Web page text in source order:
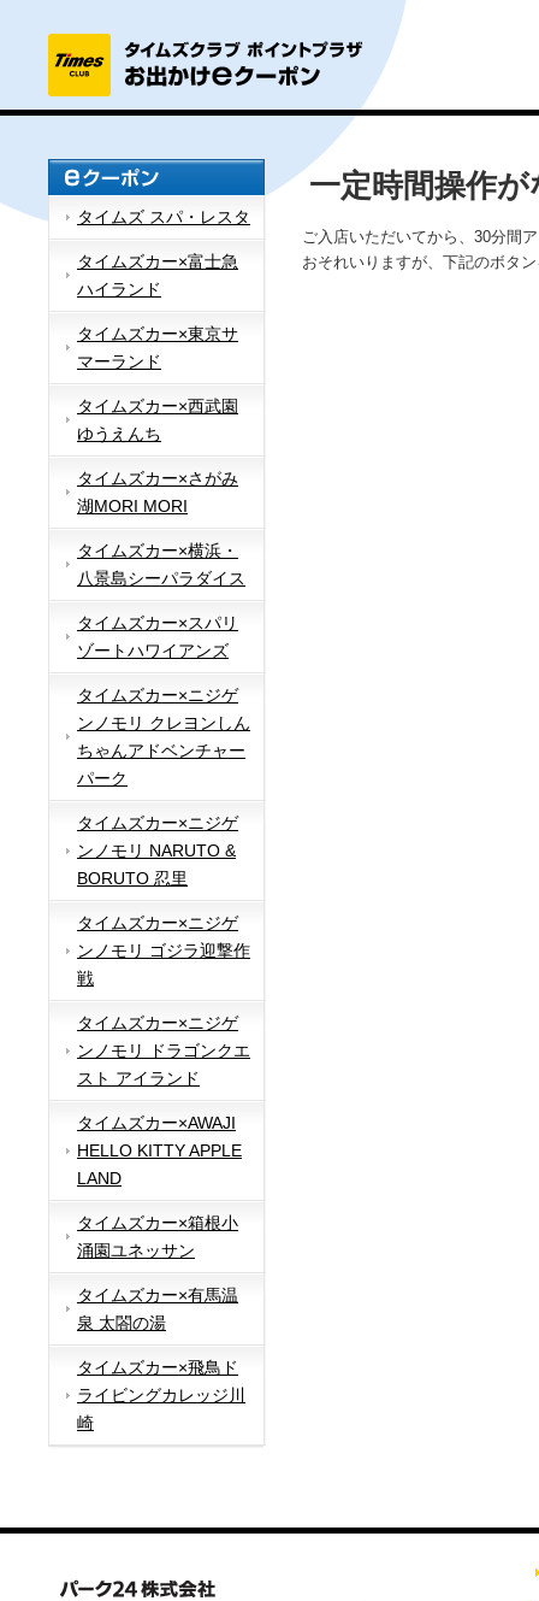
タイムズ スパ・レスタ
タイムズカー×富士急
ハイランド
タイムズカー×東京サ
マーランド
タイムズカー×西武園
ゆうえんち
タイムズカー×さがみ
湖MORI MORI
タイムズカー×横浜・
八景島シーパラダイス
タイムズカー×スパリ
ゾートハワイアンズ
タイムズカー×ニジゲ
ンノモリ クレヨンしん
ちゃんアドベンチャー
パーク
タイムズカー×ニジゲ
ンノモリ NARUTO &
BORUTO 忍里
タイムズカー×ニジゲ
ンノモリ ゴジラ迎撃作
戦
タイムズカー×ニジゲ
ンノモリ ドラゴンクエ
スト アイランド
タイムズカー×AWAJI
HELLO KITTY APPLE
LAND
タイムズカー×箱根小
涌園ユネッサン
タイムズカー×有馬温
泉 太閤の湯
タイムズカー×飛鳥ド
ライビングカレッジ川
崎
一定時間操作
ご入店いただいてから、30分間
おそれいりますが、下記のボタ